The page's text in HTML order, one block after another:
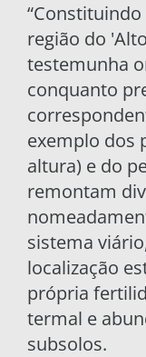
região do
testemunha
conquanto
exemplo dos
altura) e do
remontam
sistema
localização
própria
termal e
subsolos.